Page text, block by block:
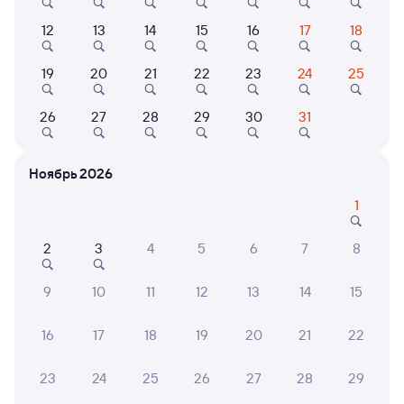
от 2 ⁠278 ⁠₽ 3 ⁠071 ⁠₽
Выберите дату
097С Проходящий
из Кисловодска
Киренга
Магистральный
в Тынду
07:40
от 2 ⁠925 ⁠₽ 3 ⁠827 ⁠₽
Выберите дату
12 13 14 15 16 17 18
19 20 21 22 23 24 25
26 27 28 29 30 31
Ноябрь 2026
1
2 3 4 5 6 7 8
9 10 11 12 13 14 15
16 17 18 19 20 21 22
23 24 25 26 27 28 29